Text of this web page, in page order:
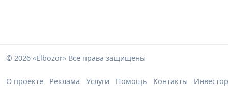
© 2026 «Elbozor» Все права защищены
О проекте Реклама Услуги Помощь Контакты